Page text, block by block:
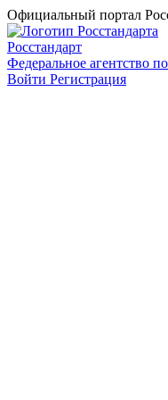
Официальный портал
Росстандарт
Федеральное агентство
Войти Регистрация